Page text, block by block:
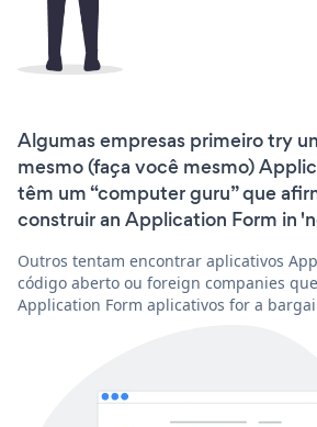
Algumas empresas primeiro try
mesmo (faça você mesmo)
têm um “computer guru” que
construir an Application Form in
Outros tentam encontrar aplicativos
código aberto ou foreign companies
Application Form aplicativos for a